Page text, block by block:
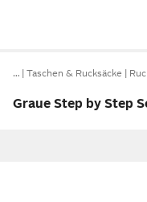
… Taschen & Rucksäcke
Graue Step by Step